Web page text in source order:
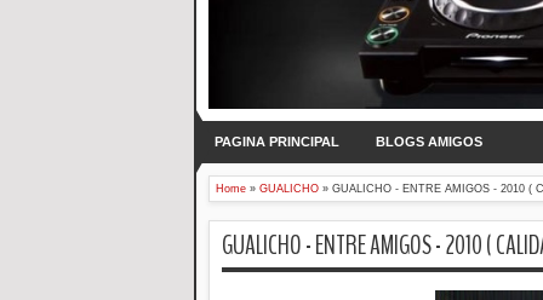
PAGINA PRINCIPAL BLOGS AMIGOS
Home » GUALICHO » GUALICHO - ENTRE AMIGOS - 2010 (
GUALICHO - ENTRE AMIGOS - 2010 (